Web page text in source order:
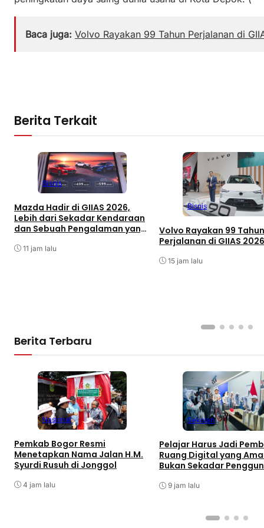
Baca juga: Volvo Rayakan 99 Tahun Perjalanan di
Berita Terkait
Bisnis
Mazda Hadir di GIIAS 2026,
Lebih dari Sekadar Kendaraan
dan Sebuah Pengalaman yang
11 jam lalu
Bisnis
Volvo Rayakan 99 Tahun
Perjalanan di GIIAS 2026
15 jam lalu
Berita Terbaru
Nasional
Pemkab Bogor Resmi
Menetapkan Nama Jalan H.M.
Syurdi Rusuh di Jonggol
4 jam lalu
Sekolah
Pelajar Harus Jadi
Ruang Digital yang
Bukan Sekadar
9 jam lalu